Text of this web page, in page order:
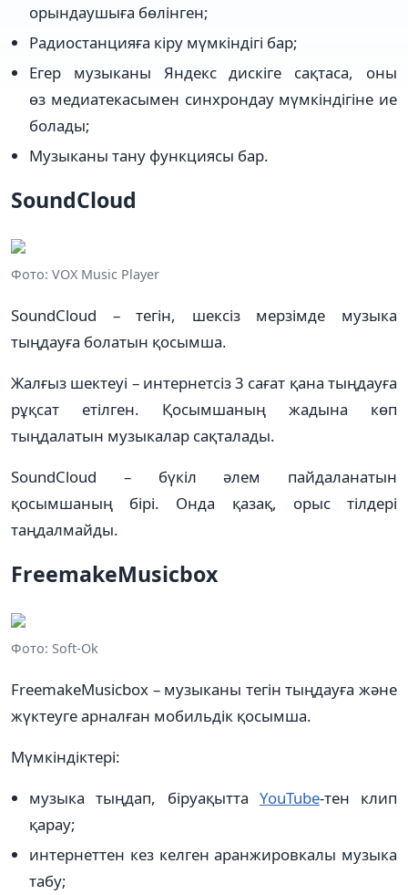
орындаушыға бөлінген;
Радиостанцияға кіру мүмкіндігі бар;
Егер музыканы Яндекс дискіге сақтаса, оны
өз медиатекасымен синхрондау мүмкіндігіне ие
болады;
Музыканы тану функциясы бар.
SoundCloud
Фото: VOX Music Player
SoundCloud – тегін, шексіз мерзімде музыка
тыңдауға болатын қосымша.
Жалғыз шектеуі – интернетсіз 3 сағат қана тыңдауға
рұқсат етілген. Қосымшаның жадына көп
тыңдалатын музыкалар сақталады.
SoundCloud – бүкіл әлем пайдаланатын
қосымшаның бірі. Онда қазақ, орыс тілдері
таңдалмайды.
FreemakeMusicbox
Фото: Soft-Ok
FreemakeMusicbox – музыканы тегін тыңдауға және
жүктеуге арналған мобильдік қосымша.
Мүмкіндіктері:
музыка тыңдап, біруақытта YouTube-тен клип
қарау;
интернеттен кез келген аранжировкалы музыка
табу;